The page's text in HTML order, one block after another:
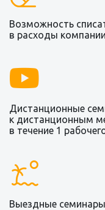
Возможность
в расходы компании
Дистанционные
к дистанционным
в течение 1
Выездные